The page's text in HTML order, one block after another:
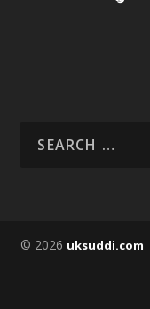
© 2026 uksuddi.com